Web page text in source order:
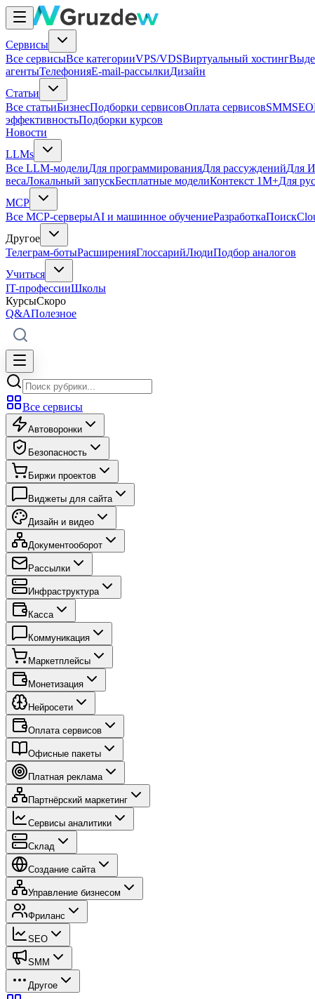
Сервисы
Все сервисыВсе категорииVPS/VDSВиртуальный хостинг
агентыТелефонияE-mail-рассылкиДизайн
Статьи
Все статьиБизнесПодборки сервисовОплата сервисовSMMSEO
эффективностьПодборки курсов
Новости
LLMs
Все LLM-моделиДля программированияДля рассужденийДля
весаЛокальный запускБесплатные моделиКонтекст 1M+Для
MCP
Все MCP-серверыAI и машинное обучениеРазработкаПоиск
Другое
Телеграм-ботыРасширенияГлоссарийЛюдиПодбор аналогов
Учиться
IT-профессииШколы
КурсыСкоро
Q&AПолезное
Все сервисы
Автоворонки
Безопасность
Биржи проектов
Виджеты для сайта
Дизайн и видео
Документооборот
Рассылки
Инфраструктура
Касса
Коммуникация
Маркетплейсы
Монетизация
Нейросети
Оплата сервисов
Офисные пакеты
Платная реклама
Партнёрский маркетинг
Сервисы аналитики
Склад
Создание сайта
Управление бизнесом
Фриланс
SEO
SMM
Другое